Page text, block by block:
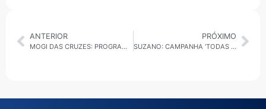
ANTERIOR
MOGI DAS CRUZES: PROGRAMA CONDUZ CONVIDA EMPREENDEDORES DE SABAÚNA PARA AS FEIRAS SOLIDÁRIAS NO DISTRITO
PRÓXIMO
SUZANO: CAMPANHA ‘TODAS POR ELAS’ DO FUNDO SOCIAL INTEGRA A ‘1ª CAMINHADA DA SAÚDE OCULAR’